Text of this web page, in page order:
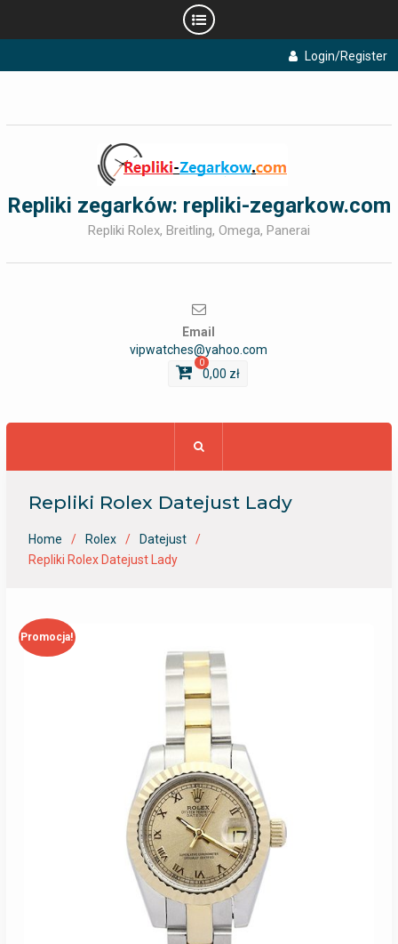
to
Login/Register
Repliki zegarków: repliki-zegarkow.com
Repliki Rolex, Breitling, Omega, Panerai
Email
vipwatches@yahoo.com
0
0,00 zł
Repliki Rolex Datejust Lady
Home Rolex
Datejust
Repliki Rolex Datejust Lady
Promocja!